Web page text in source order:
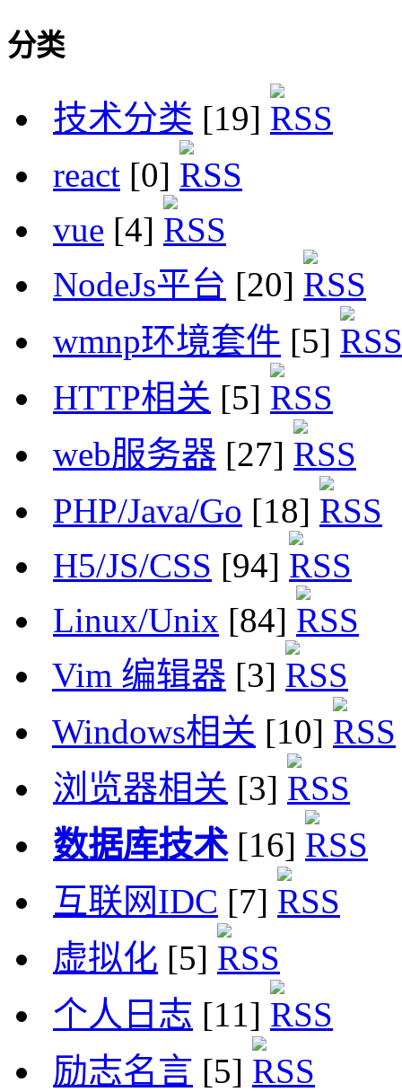
分类
技术分类 [19]
react [0]
vue [4]
NodeJs平台 [20]
wmnp环境套件 [5]
HTTP相关 [5]
web服务器 [27]
PHP/Java/Go [18]
H5/JS/CSS [94]
Linux/Unix [84]
Vim 编辑器 [3]
Windows相关 [10]
浏览器相关 [3]
数据库技术[16]
互联网IDC [7]
虚拟化 [5]
个人日志 [11]
励志名言 [5]